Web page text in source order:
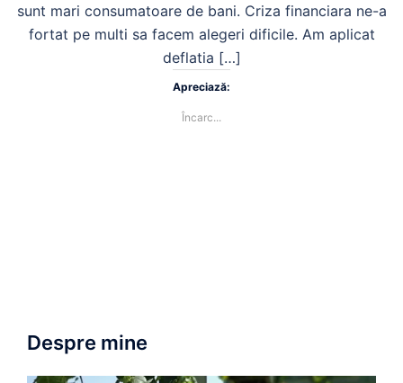
sunt mari consumatoare de bani. Criza financiara ne-a
fortat pe multi sa facem alegeri dificile. Am aplicat
deflatia […]
Apreciază:
Încarc...
Despre mine